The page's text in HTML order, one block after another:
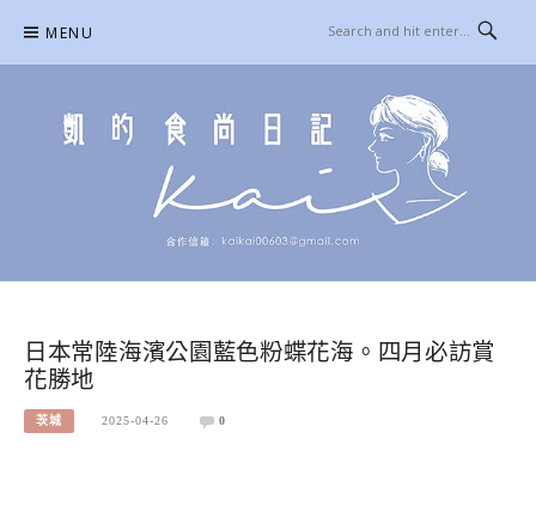
content
MENU
日本常陸海濱公園藍色粉蝶花海。四月必訪賞
花勝地
茨城 2025-04-26 0